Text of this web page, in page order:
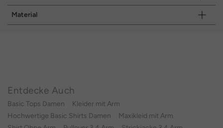
Material
Entdecke Auch
Basic Tops Damen
Kleider mit Arm
Hochwertige Basic Shirts Damen
Maxikleid mit Arm